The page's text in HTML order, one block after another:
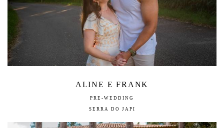
ALINE E FRANK
PRE-WEDDING
SERRA DO JAPI